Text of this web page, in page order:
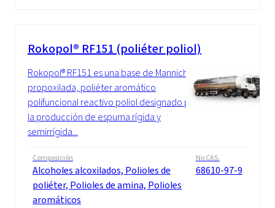
Rokopol® RF151 (poliéter poliol)
Rokopol® RF151 es una base de Mannich
propoxilada, poliéter aromático
polifuncional reactivo poliol designado para
la producción de espuma rígida y
semirrígida...
Composición
Alcoholes alcoxilados, Polioles de
poliéter, Polioles de amina, Polioles
aromáticos
No CAS.
68610-97-9